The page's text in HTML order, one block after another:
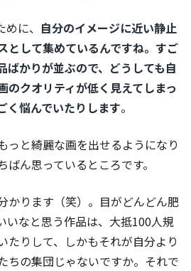
に、 自分のイメージに近い静止
として集めているんですね。すご
ばかりが並ぶので、どうしても自
のクオリティが低く見えてしまっ
く悩んでいたりします。
っと綺麗な画を出せるようになり
ん思っているところです。
かります（笑）。目がどんどん肥
いなと思う作品は、大抵100人規
たりして、しかもそれが自分より
ちの集団じゃないですか。それで